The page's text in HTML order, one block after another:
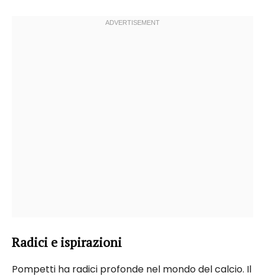
Radici e ispirazioni
Pompetti ha radici profonde nel mondo del calcio. Il